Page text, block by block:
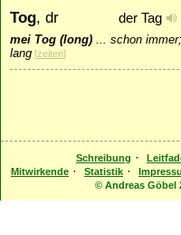
Tog, dr der Tag
mei Tog (long) ... schon
lang [zeiten]
Schreibung ·
Mitwirkende · Statistik ·
© Andreas Göbel